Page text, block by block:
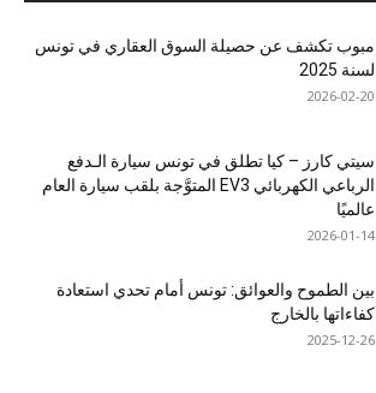
مبوب تكشف عن حصيلة السوق العقاري في تونس
لسنة 2025
2026-02-20
سيتي كارز – كيا تطلق في تونس سيارة الـدفع
الرباعي الكهربائي EV3 المتوَّجة بلقب سيارة العام
عالميًا
2026-01-14
بين الطموح والعوائق: تونس أمام تحدي استعادة
كفاءاتها بالخارج
2025-12-26